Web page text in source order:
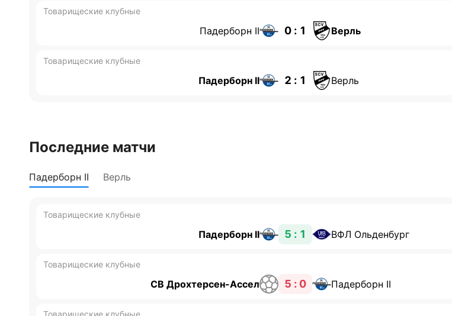
Товарищеские клубные
Падерборн II 0 : 1 Верль
Товарищеские клубные
Падерборн II 2 : 1 Верль
Последние матчи
Падерборн II Верль
Товарищеские клубные
Падерборн II 5 : 1 ВФЛ Ольденбург
Товарищеские клубные
СВ Дрохтерсен-Ассел 5 : 0 Падерборн II
Товарищеские клубные